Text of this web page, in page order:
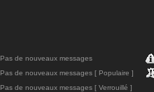
Pas de nouveaux messages
Pas de nouveaux messages [ Populaire ]
Pas de nouveaux messages [ Verrouillé ]